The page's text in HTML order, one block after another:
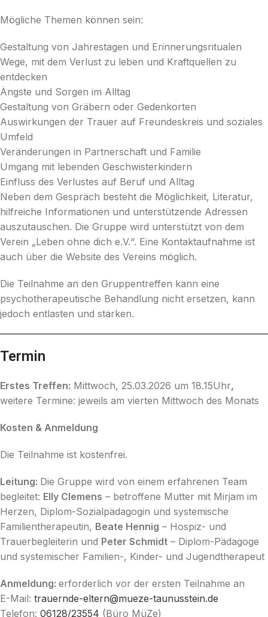
Mögliche Themen können sein:
Gestaltung von Jahrestagen und Erinnerungsritualen
Wege, mit dem Verlust zu leben und Kraftquellen zu
entdecken
Ängste und Sorgen im Alltag
Gestaltung von Gräbern oder Gedenkorten
Auswirkungen der Trauer auf Freundeskreis und soziales
Umfeld
Veränderungen in Partnerschaft und Familie
Umgang mit lebenden Geschwisterkindern
Einfluss des Verlustes auf Beruf und Alltag
Neben dem Gespräch besteht die Möglichkeit, Literatur,
hilfreiche Informationen und unterstützende Adressen
auszutauschen. Die Gruppe wird unterstützt von dem
Verein „Leben ohne dich e.V.“. Eine Kontaktaufnahme ist
auch über die Website des Vereins möglich.
Die Teilnahme an den Gruppentreffen kann eine
psychotherapeutische Behandlung nicht ersetzen, kann
jedoch entlasten und stärken.
Termin
Erstes Treffen: Mittwoch, 25.03.2026 um 18.15Uhr,
weitere Termine: jeweils am vierten Mittwoch des Monats
Kosten & Anmeldung
Die Teilnahme ist kostenfrei.
Leitung: Die Gruppe wird von einem erfahrenen Team
begleitet: Elly Clemens – betroffene Mutter mit Mirjam im
Herzen, Diplom-Sozialpädagogin und systemische
Familientherapeutin, Beate Hennig – Hospiz- und
Trauerbegleiterin und Peter Schmidt – Diplom-Pädagoge
und systemischer Familien-, Kinder- und Jugendtherapeut
Anmeldung: erforderlich vor der ersten Teilnahme an
E-Mail: trauernde-eltern@mueze-taunusstein.de
Telefon: 06128/23554 (Büro MüZe)